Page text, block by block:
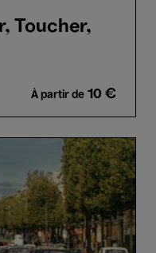
Toucher,
À partir de 10 €